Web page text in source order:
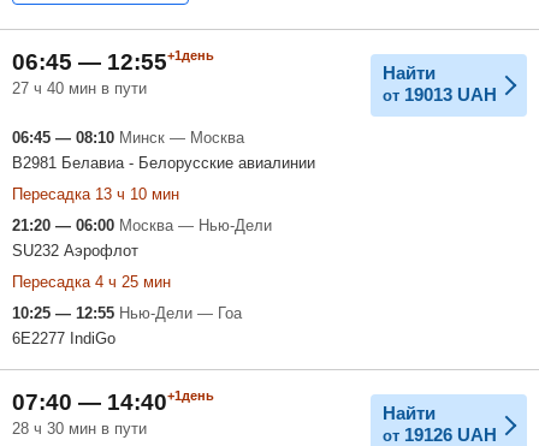
06:45 — 12:55+1день
27 ч 40 мин в пути
Найти
от 19013 UAH
06:45 — 08:10 Минск — Москва
B2981 Белавиа - Белорусские авиалинии
Пересадка 13 ч 10 мин
21:20 — 06:00 Москва — Нью-Дели
SU232 Аэрофлот
Пересадка 4 ч 25 мин
10:25 — 12:55 Нью-Дели — Гоа
6E2277 IndiGo
07:40 — 14:40+1день
28 ч 30 мин в пути
Найти
от 19126 UAH